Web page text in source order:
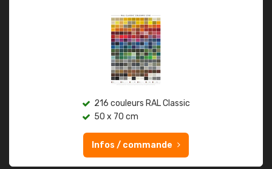
216 couleurs RAL Classic
50 x 70 cm
Infos / commande